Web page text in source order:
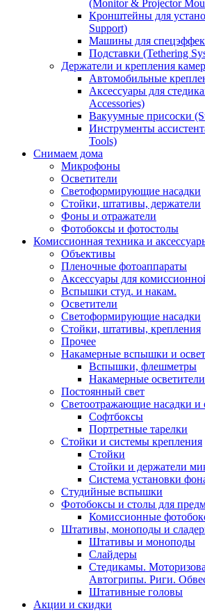
(Monitor & Projector
Кронштейны для
Support)
Машины для
Подставки (Tethering
Держатели и крепления
Автомобильные
Аксессуары для
Accessories)
Вакуумные присоски
Инструменты
Tools)
Снимаем дома
Микрофоны
Осветители
Светоформирующие насадки
Стойки, штативы, держатели
Фоны и отражатели
Фотобоксы и фотостолы
Комиссионная техника и
Объективы
Пленочные фотоаппараты
Аксессуары для
Вспышки студ. и накам.
Осветители
Светоформирующие насадки
Стойки, штативы, крепления
Прочее
Накамерные вспышки и
Вспышки, флешметры
Накамерные осветители
Постоянный свет
Светоотражающие насадки и
Софтбоксы
Портретные тарелки
Стойки и системы крепления
Стойки
Стойки и держатели
Система установки
Студийные вспышки
Фотобоксы и столы для
Комиссионные
Штативы, моноподы и
Штативы и моноподы
Слайдеры
Стедикамы.
Автогрипы. Риги.
Штативные головы
Акции и скидки